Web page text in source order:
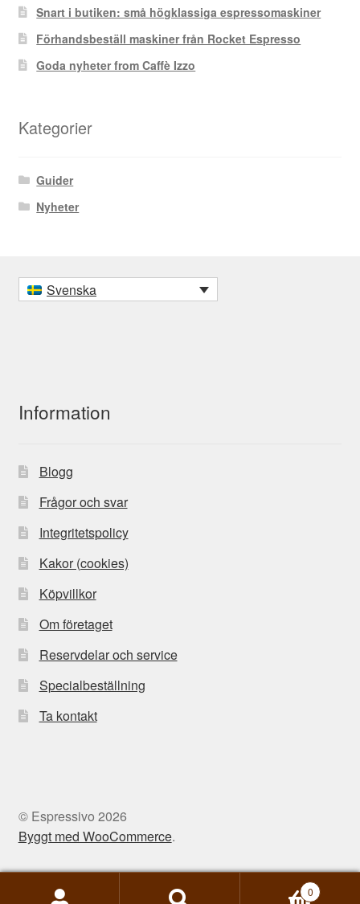
Snart i butiken: små högklassiga espressomaskiner
Förhandsbeställ maskiner från Rocket Espresso
Goda nyheter from Caffè Izzo
Kategorier
Guider
Nyheter
Svenska
Information
Blogg
Frågor och svar
Integritetspolicy
Kakor (cookies)
Köpvillkor
Om företaget
Reservdelar och service
Specialbeställning
Ta kontakt
© Espressivo 2026
Byggt med WooCommerce.
0